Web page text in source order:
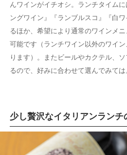
んワインがイチオシ。ランチタイム
ングワイン』『ランブルスコ』『白
るほか、希望により通常のワインメ
可能です（ランチワイン以外のワイ
ります）。またビールやカクテル、
るので、好みに合わせて選んでみては
少し贅沢なイタリアンランチ